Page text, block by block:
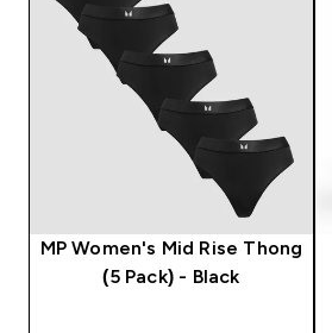
MP Women's Mid Rise Thong
(5 Pack) - Black